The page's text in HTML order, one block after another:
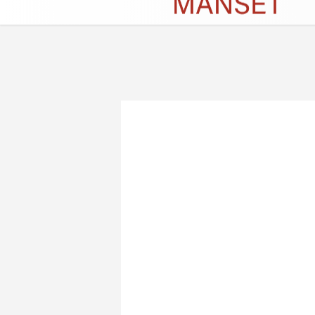
İletişim Çerez Politikası